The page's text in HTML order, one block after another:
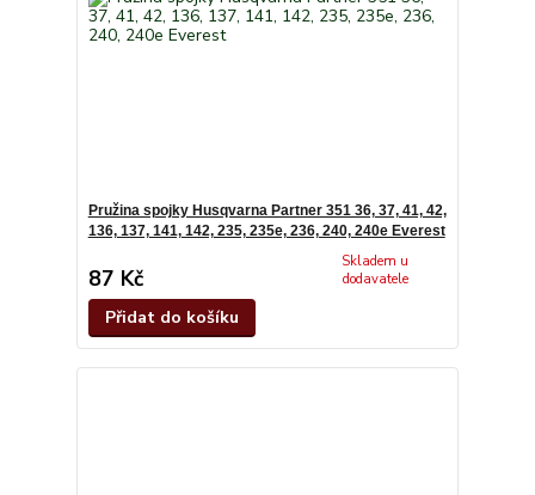
Pružina spojky Husqvarna Partner 351 36, 37, 41, 42,
136, 137, 141, 142, 235, 235e, 236, 240, 240e Everest
87 Kč
Skladem u
dodavatele
Přidat do košíku